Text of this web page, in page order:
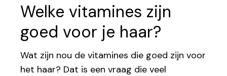
Welke vitamines zijn
goed voor je haar?
Wat zijn nou de vitamines die goed zijn voor
het haar? Dat is een vraag die veel